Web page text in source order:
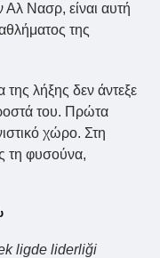
Νασρ, είναι αυτή
της
λήξης δεν άντεξε
του. Πρώτα
χώρο. Στη
τη φυσούνα,
ligde liderliği